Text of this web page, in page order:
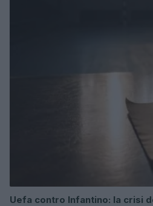
Uefa contro Infantino: la crisi